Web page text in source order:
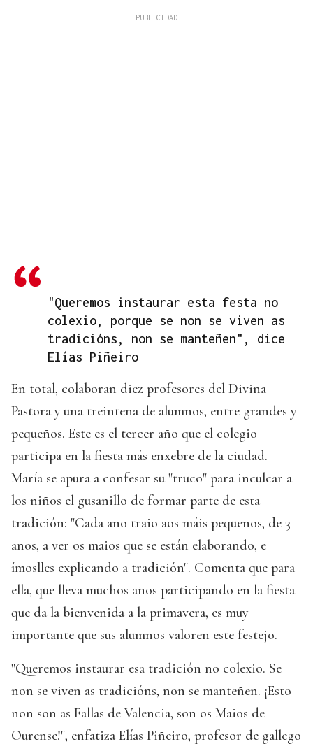
"Queremos instaurar esta festa no
colexio, porque se non se viven as
tradicións, non se manteñen", dice
Elías Piñeiro
En total, colaboran diez profesores del Divina
Pastora y una treintena de alumnos, entre grandes y
pequeños. Este es el tercer año que el colegio
participa en la fiesta más enxebre de la ciudad.
María se apura a confesar su "truco" para inculcar a
los niños el gusanillo de formar parte de esta
tradición: "Cada ano traio aos máis pequenos, de 3
anos, a ver os maios que se están elaborando, e
ímoslles explicando a tradición". Comenta que para
ella, que lleva muchos años participando en la fiesta
que da la bienvenida a la primavera, es muy
importante que sus alumnos valoren este festejo.
"Queremos instaurar esa tradición no colexio. Se
non se viven as tradicións, non se manteñen. ¡Esto
non son as Fallas de Valencia, son os Maios de
Ourense!", enfatiza Elías Piñeiro, profesor de gallego